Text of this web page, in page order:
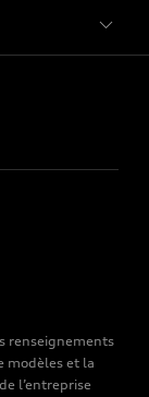
renseignements
modèles et la
l’entreprise